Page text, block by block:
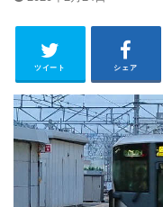
ツイート シェア